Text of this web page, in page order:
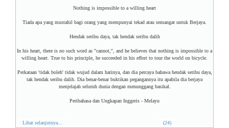
Nothing is impossible to a willing heart
Tiada apa yang mustahil bagi orang yang mempunyai tekad atau semangat untuk Berjaya.
Hendak seribu daya, tak hendak seribu dalih
In his heart, there is no such word as ''cannot,'', and he believes that nothing is impossible to a
willing heart. True to his principle, he succeeded in his effort to tour the world on bicycle.
Perkataan 'tidak boleh' tidak wujud dalam hatinya, dan dia percaya bahawa hendak seribu daya,
tak hendak seribu dalih. Dia benar-benar buktikan pegangannya itu apabila dia berjaya
menjelajah seluruh dunia dengan menunggang basikal.
Peribahasa dan Ungkapan Inggeris - Melayu
Lihat selanjutnya... (24)